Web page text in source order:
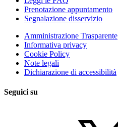
Prenotazione appuntamento
Segnalazione disservizio
Amministrazione Trasparente
Informativa privacy
Cookie Policy
Note legali
Dichiarazione di accessibilità
Seguici su